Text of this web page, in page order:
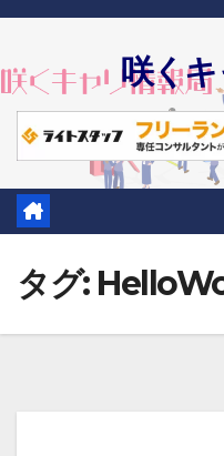
Skip
content
咲く
タグ: